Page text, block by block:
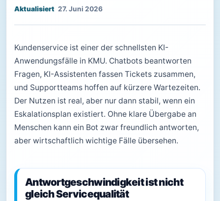
27. Juni 2026
Kundenservice ist einer der schnellsten KI-
Anwendungsfälle in KMU. Chatbots beantworten
Fragen, KI-Assistenten fassen Tickets zusammen,
und Supportteams hoffen auf kürzere Wartezeiten.
Der Nutzen ist real, aber nur dann stabil, wenn ein
Eskalationsplan existiert. Ohne klare Übergabe an
Menschen kann ein Bot zwar freundlich antworten,
aber wirtschaftlich wichtige Fälle übersehen.
Antwortgeschwindigkeit ist nicht
gleich Servicequalität